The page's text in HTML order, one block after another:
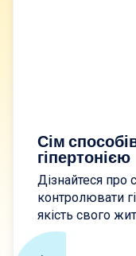
Сім
гіпертонією
Дізнайтеся про
контролювати
якість свого
ускладнень та